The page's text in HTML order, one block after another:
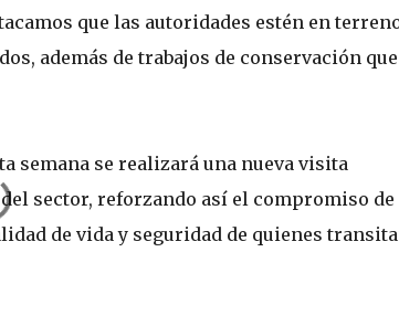
que las autoridades estén en
además de trabajos de conservación
semana se realizará una nueva visita
sector, reforzando así el compromiso de
de vida y seguridad de quienes